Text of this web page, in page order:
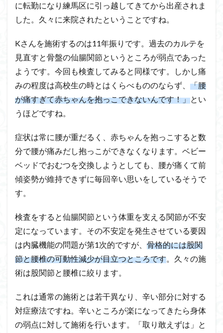
に転勤になり練馬区に引っ越してきてから出産されま
した。久々に来院されたということですね。
Kさんを施術するのは11年振りです。過去のカルテを
見直すと骨盤の仙腸関節というところが弱点であった
ようです。今回も検査してみると同様です。しかし痛
みの程度は高校生の時とはくらべもののならず、 「腰
が痛すぎて赤ちゃんを抱っこできないんです！」とい
うほどですね。
症状は常に腰が重だるく、赤ちゃんを抱っこすると数
分で腰が痛みだし抱っこができなくなります。ベビー
ベッドでおむつを交換しようとしても、腰が痛くて前
傾姿勢が維持できずに毎回辛い思いをしているそうで
す。
検査をすると仙腸関節という体重を支える関節が不安
定になっています。その不安定を発生させている要因
は内臓機能の問題が第1次的ですが、 骨格的には股関
節と腰椎の可動性減少が目立つところです。久々の施
術は股関節と腰椎に絞ります。
これは通常の施術とは若干異なり、辛い部分に対する
対症療法ですね。辛いところが楽になってきたら身体
の弱点に対して施術を行います。「取り敢えずは」と